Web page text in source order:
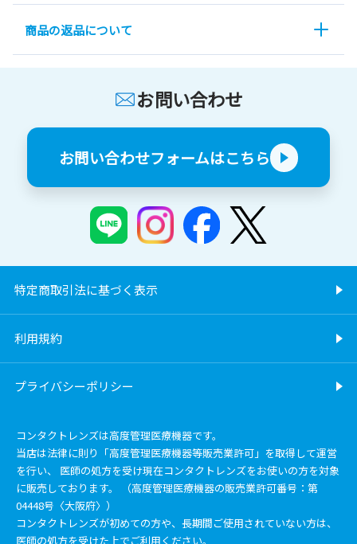
商品の返品について
お問い合わせ
お問い合わせフォームはこちら
特定商取引法に基づく表示
利用規約
プライバシーポリシー
コンタクトレンズは高度管理医療機器です。
当店は法律に則り「高度管理医療機器等販売業許可」を取得して運営
を行い、 医師の処方を受け現在コンタクトレンズをお使いの方を対象
に販売しております。 （高度管理医療機器の販売業許可番号：第
04448号〈大阪府〉）
コンタクトレンズが初めての方や、長期間ご使用されていない方は、
医師の処方を受けた上でご利用ください。